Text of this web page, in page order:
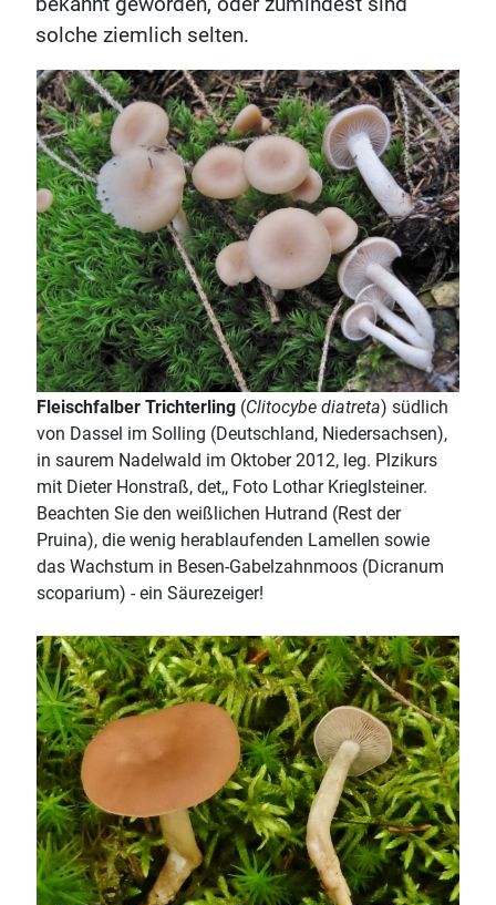
solche ziemlich selten.
Fleischfalber Trichterling (Clitocybe diatreta) südlich
von Dassel im Solling (Deutschland, Niedersachsen),
in saurem Nadelwald im Oktober 2012, leg. Plzikurs
mit Dieter Honstraß, det,, Foto Lothar Krieglsteiner.
Beachten Sie den weißlichen Hutrand (Rest der
Pruina), die wenig herablaufenden Lamellen sowie
das Wachstum in Besen-Gabelzahnmoos (Dicranum
scoparium) - ein Säurezeiger!